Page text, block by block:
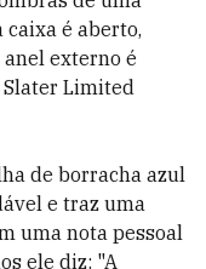
caixa é aberto,
externo é
Slater Limited
de borracha azul
e traz uma
uma nota pessoal
ele diz: "A